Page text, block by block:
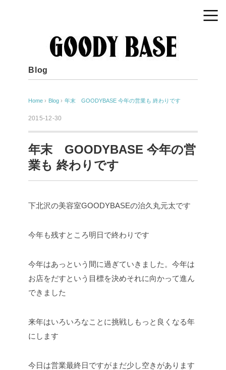
Blog
Home › Blog › 年末 GOODYBASE 今年の営業も 終わりです
2015-12-30
年末 GOODYBASE 今年の営
業も 終わりです
下北沢の美容室GOODYBASEの治久丸元太です
今年も残すところ明日で終わりです
今年はあっという間に過ぎていきました。今年は
お店をだすという目標を決めそれに向かって進ん
できました
来年はいろいろなことに挑戦しもっと良くなる年
にします
今日は営業最終日ですがまだ少し空きがあります